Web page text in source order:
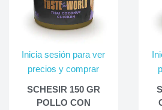
Inicia sesión para ver
precios y comprar
SCHESIR 150 GR
POLLO CON